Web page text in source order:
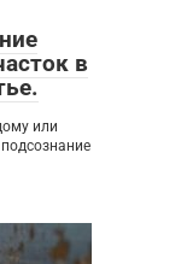
в
или